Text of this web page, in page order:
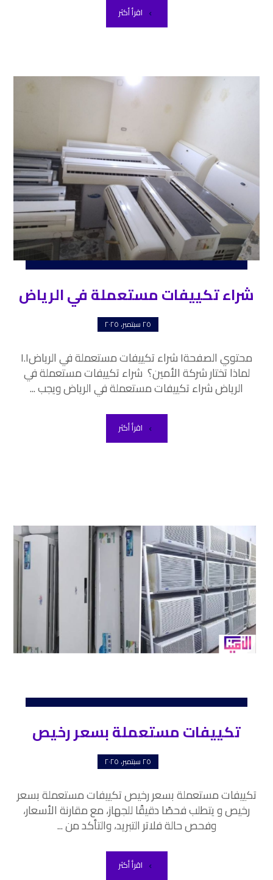
اقرأ أكثر
شراء تكييفات مستعملة في الرياض
٢٥ سبتمبر، ٢٠٢٥
محتوي الصفحة١ شراء تكييفات مستعملة في الرياض١.١
لماذا تختار شركة الأمين؟ شراء تكييفات مستعملة في
الرياض شراء تكييفات مستعملة في الرياض ويجب ...
اقرأ أكثر
تكييفات مستعملة بسعر رخيص
٢٥ سبتمبر، ٢٠٢٥
تكييفات مستعملة بسعر رخيص تكييفات مستعملة بسعر
رخيص و يتطلب فحصًا دقيقًا للجهاز، مع مقارنة الأسعار،
وفحص حالة فلاتر التبريد، والتأكد من ...
اقرأ أكثر